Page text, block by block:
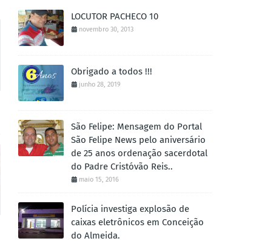
LOCUTOR PACHECO 10
novembro 30, 2013
Obrigado a todos !!!
junho 28, 2019
São Felipe: Mensagem do Portal
São Felipe News pelo aniversário
de 25 anos ordenação sacerdotal
do Padre Cristóvão Reis..
maio 15, 2016
Polícia investiga explosão de
caixas eletrônicos em Conceição
do Almeida.